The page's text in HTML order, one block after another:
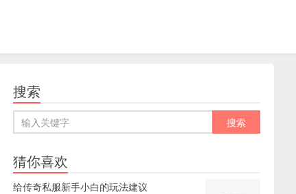
搜索
猜你喜欢
给传奇私服新手小白的玩法建议